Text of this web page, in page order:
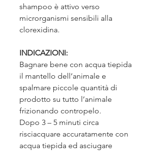
shampoo è attivo verso
microrganismi sensibili alla
clorexidina.
INDICAZIONI:
Bagnare bene con acqua tiepida
il mantello dell’animale e
spalmare piccole quantità di
prodotto su tutto l’animale
frizionando contropelo.
Dopo 3 – 5 minuti circa
risciacquare accuratamente con
acqua tiepida ed asciugare